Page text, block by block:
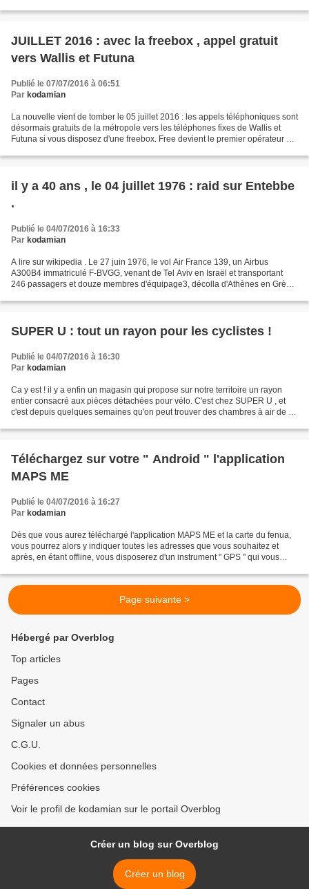
JUILLET 2016 : avec la freebox , appel gratuit
vers Wallis et Futuna
Publié le 07/07/2016 à 06:51
Par kodamian
La nouvelle vient de tomber le 05 juillet 2016 : les appels téléphoniques sont
désormais gratuits de la métropole vers les téléphones fixes de Wallis et
Futuna si vous disposez d'une freebox. Free devient le premier opérateur à
il y a 40 ans , le 04 juillet 1976 : raid sur Entebbe
.
Publié le 04/07/2016 à 16:33
Par kodamian
A lire sur wikipedia . Le 27 juin 1976, le vol Air France 139, un Airbus
A300B4 immatriculé F-BVGG, venant de Tel Aviv en Israël et transportant
246 passagers et douze membres d'équipage3, décolla d'Athènes en Grèce,
SUPER U : tout un rayon pour les cyclistes !
Publié le 04/07/2016 à 16:30
Par kodamian
Ca y est ! il y a enfin un magasin qui propose sur notre territoire un rayon
entier consacré aux pièces détachées pour vélo. C'est chez SUPER U , et
c'est depuis quelques semaines qu'on peut trouver des chambres à air de 26
Téléchargez sur votre " Android " l'application
MAPS ME
Publié le 04/07/2016 à 16:27
Par kodamian
Dès que vous aurez téléchargé l'application MAPS ME et la carte du fenua,
vous pourrez alors y indiquer toutes les adresses que vous souhaitez et
après, en étant offline, vous disposerez d'un instrument " GPS " qui vous
Page suivante >
Hébergé par Overblog
Top articles
Pages
Contact
Signaler un abus
C.G.U.
Cookies et données personnelles
Préférences cookies
Voir le profil de kodamian sur le portail Overblog
Créer un blog sur Overblog
Créer un blog